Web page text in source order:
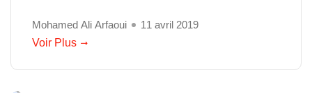
Mohamed Ali Arfaoui
11 avril 2019
Voir Plus